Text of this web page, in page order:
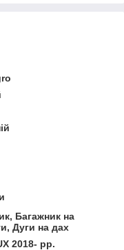
Багажник на
Дуги на дах
2018- рр.